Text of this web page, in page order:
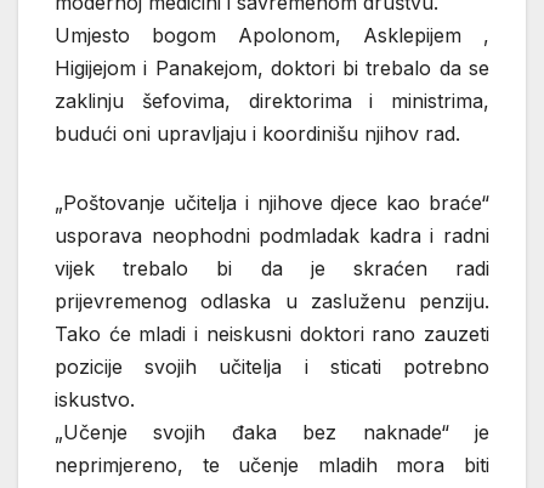
Umjesto bogom Apolonom, Asklepijem ,
Higijejom i Panakejom, doktori bi trebalo da se
zaklinju šefovima, direktorima i ministrima,
budući oni upravljaju i koordinišu njihov rad.
„Poštovanje učitelja i njihove djece kao braće“
usporava neophodni podmladak kadra i radni
vijek trebalo bi da je skraćen radi
prijevremenog odlaska u zasluženu penziju.
Tako će mladi i neiskusni doktori rano zauzeti
pozicije svojih učitelja i sticati potrebno
iskustvo.
„Učenje svojih đaka bez naknade“ je
neprimjereno, te učenje mladih mora biti